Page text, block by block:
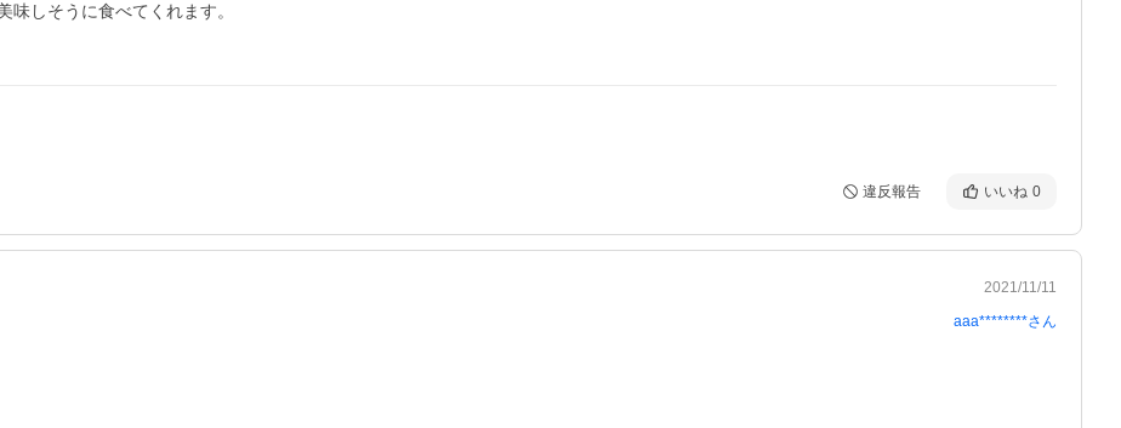
しそうに食べてくれます。
違反報告 いいね 0
2021/11/11
aaa********さん